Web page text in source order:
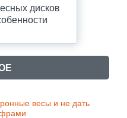
дисков
весы и не дать